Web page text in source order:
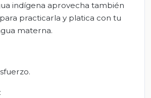
indígena aprovecha también
practicarla y platica con tu
materna.